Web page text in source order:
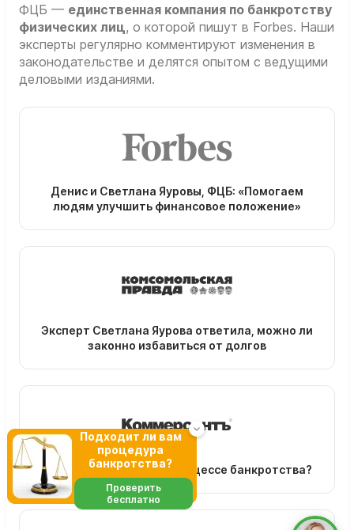
ФЦБ — единственная компания по банкротству
физических лиц, о которой пишут в Forbes. Наши
эксперты регулярно комментируют изменения в
законодательстве и делятся опытом с ведущими
деловыми изданиями.
Денис и Светлана Яуровы, ФЦБ: «Помогаем
людям улучшить финансовое положение»
Эксперт Светлана Яурова ответила, можно ли
законно избавиться от долгов
Зачем нужен юрист в процессе банкротства?
Подходит ли вам
процедура
банкротства?
Проверить
бесплатно